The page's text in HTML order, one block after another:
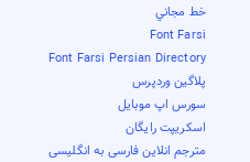
خط مجاني
Font Farsi
Font Farsi Persian Directory
پلاگین وردپرس
سورس اپ موبایل
اسکریپت رایگان
مترجم انلاین فارسی به انگلیسی